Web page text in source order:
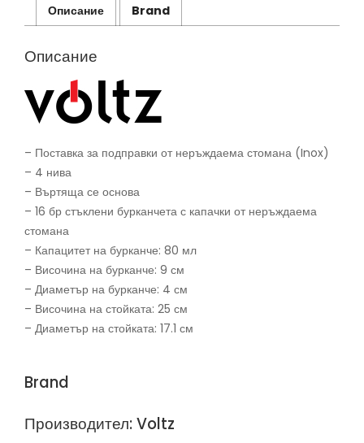
Червен
мрамор
Описание Brand
Описание
– Поставка за подправки от неръждаема стомана (Inox)
– 4 нива
– Въртяща се основа
– 16 бр стъклени бурканчета с капачки от неръждаема
стомана
– Капацитет на бурканче: 80 мл
– Височина на бурканче: 9 см
– Диаметър на бурканче: 4 см
– Височина на стойката: 25 см
– Диаметър на стойката: 17.1 см
Brand
Производител: Voltz